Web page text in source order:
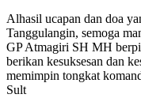
Alhasil ucapan dan doa
Tanggulangin, semoga
GP Atmagiri SH MH
berikan kesuksesan dan
memimpin tongkat
Sult